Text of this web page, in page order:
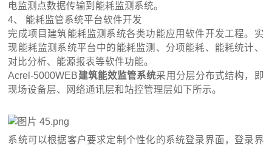
电监测点数据传输到能耗监测系统。
4、 能耗监管系统平台软件开发
完成项目建筑能耗监测系统各类功能应用软件开发工程。实
现能耗监测系统平台中的能耗监测、分项能耗、能耗统计、
对比分析、能源报表等软件功能。
Acrel-5000WEB建筑能效监管系统采用分层分布式结构，即
现场设备层、网络通讯层和站控管理层如下所示。
系统可以根据客户要求定制个性化的系统登录界面，登录界